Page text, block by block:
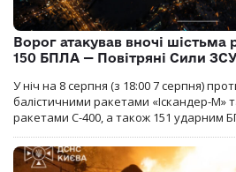
Ворог атакував вночі шістьма
150 БПЛА — Повітряні Сили ЗСУ
У ніч на 8 серпня (з 18:00 7 серпня)
балістичними ракетами «Іскандер-М»
ракетами С-400, а також 151 ударним